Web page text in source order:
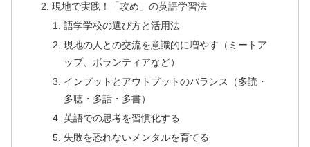
現地で実践！「攻め」の英語学習法
語学学校の選び方と活用法
現地の人との交流を意識的に増やす（ミートア
ップ、ボランティアなど）
インプットとアウトプットのバランス（多読・
多聴・多話・多書）
英語での思考を習慣化する
失敗を恐れないメンタルを育てる